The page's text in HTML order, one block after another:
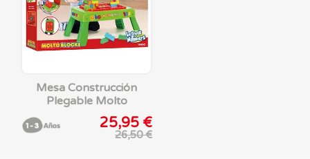
Mesa Construcción
Plegable Molto
25,95 €
26,50 €